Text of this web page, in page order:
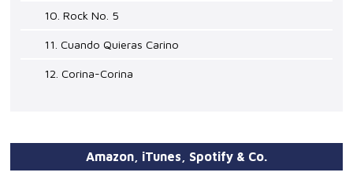
10. Rock No. 5
11. Cuando Quieras Carino
12. Corina-Corina
Amazon, iTunes, Spotify & Co.